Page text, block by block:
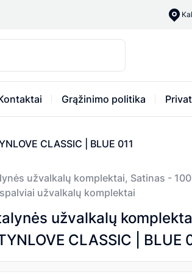
Grąžinimo politika
CLASSIC | BLUE 011
užvalkalų komplektai, Satinas -
užvalkalų komplektai
užvalkalų
CLASSIC | BLUE